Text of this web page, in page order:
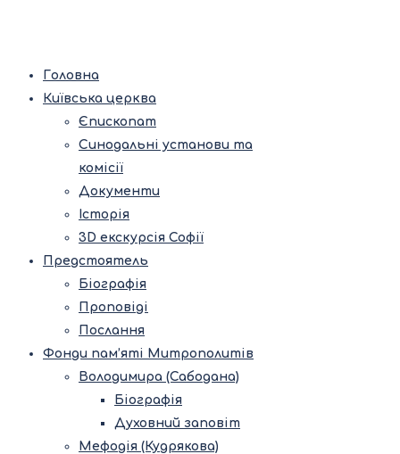
Головна
Київська церква
Єпископат
Синодальні установи та
комісії
Документи
Історія
3D екскурсія Софії
Предстоятель
Біографія
Проповіді
Послання
Фонди пам’яті Митрополитів
Володимира (Сабодана)
Біографія
Духовний заповіт
Мефодія (Кудрякова)